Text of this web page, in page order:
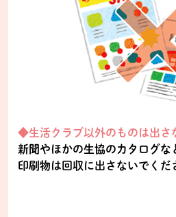
◆生活クラブ以外のものは出さ
新聞やほかの生協のカタログな
印刷物は回収に出さないでくだ